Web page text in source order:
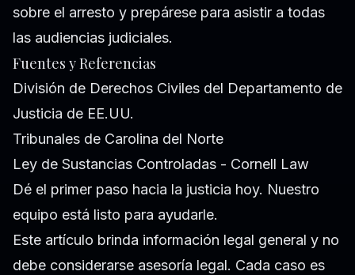
sobre el arresto y prepárese para asistir a todas
las audiencias judiciales.
Fuentes y Referencias
División de Derechos Civiles del Departamento de
Justicia de EE.UU.
Tribunales de Carolina del Norte
Ley de Sustancias Controladas - Cornell Law
Dé el primer paso hacia la justicia hoy. Nuestro
equipo está listo para ayudarle.
Este artículo brinda información legal general y no
debe considerarse asesoría legal. Cada caso es